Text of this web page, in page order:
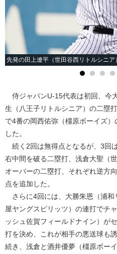
先発の田上遼平（世田谷西リトルシニア）
侍ジャパンU-15代表は初回、今
生（八王子リトルシニア）の二塁
で4番の岡西佑弥（橿原ボーイズ
した。
続く2回は無得点となるが、3回
右中間を破る二塁打、浅倉大聖（
オーバーの二塁打、それぞれ逆方
点を追加した。
さらに4回には、大勝朱恩（浦和
屋ヤングスピリッツ）の連打でチ
ッシュ佐賀フィールドナイン）が
打を決め、これが相手の悪送球も
続き、浅倉と酒井優夢（橿原ボー